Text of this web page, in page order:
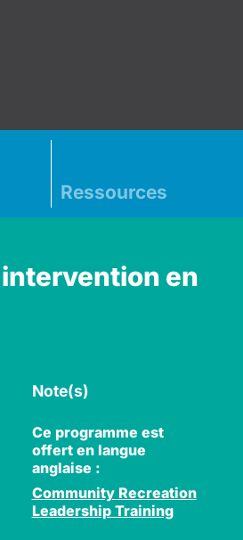
Ressources
en
Note(s)
Ce programme est
offert en langue
anglaise :
Community Recreation
Leadership Training